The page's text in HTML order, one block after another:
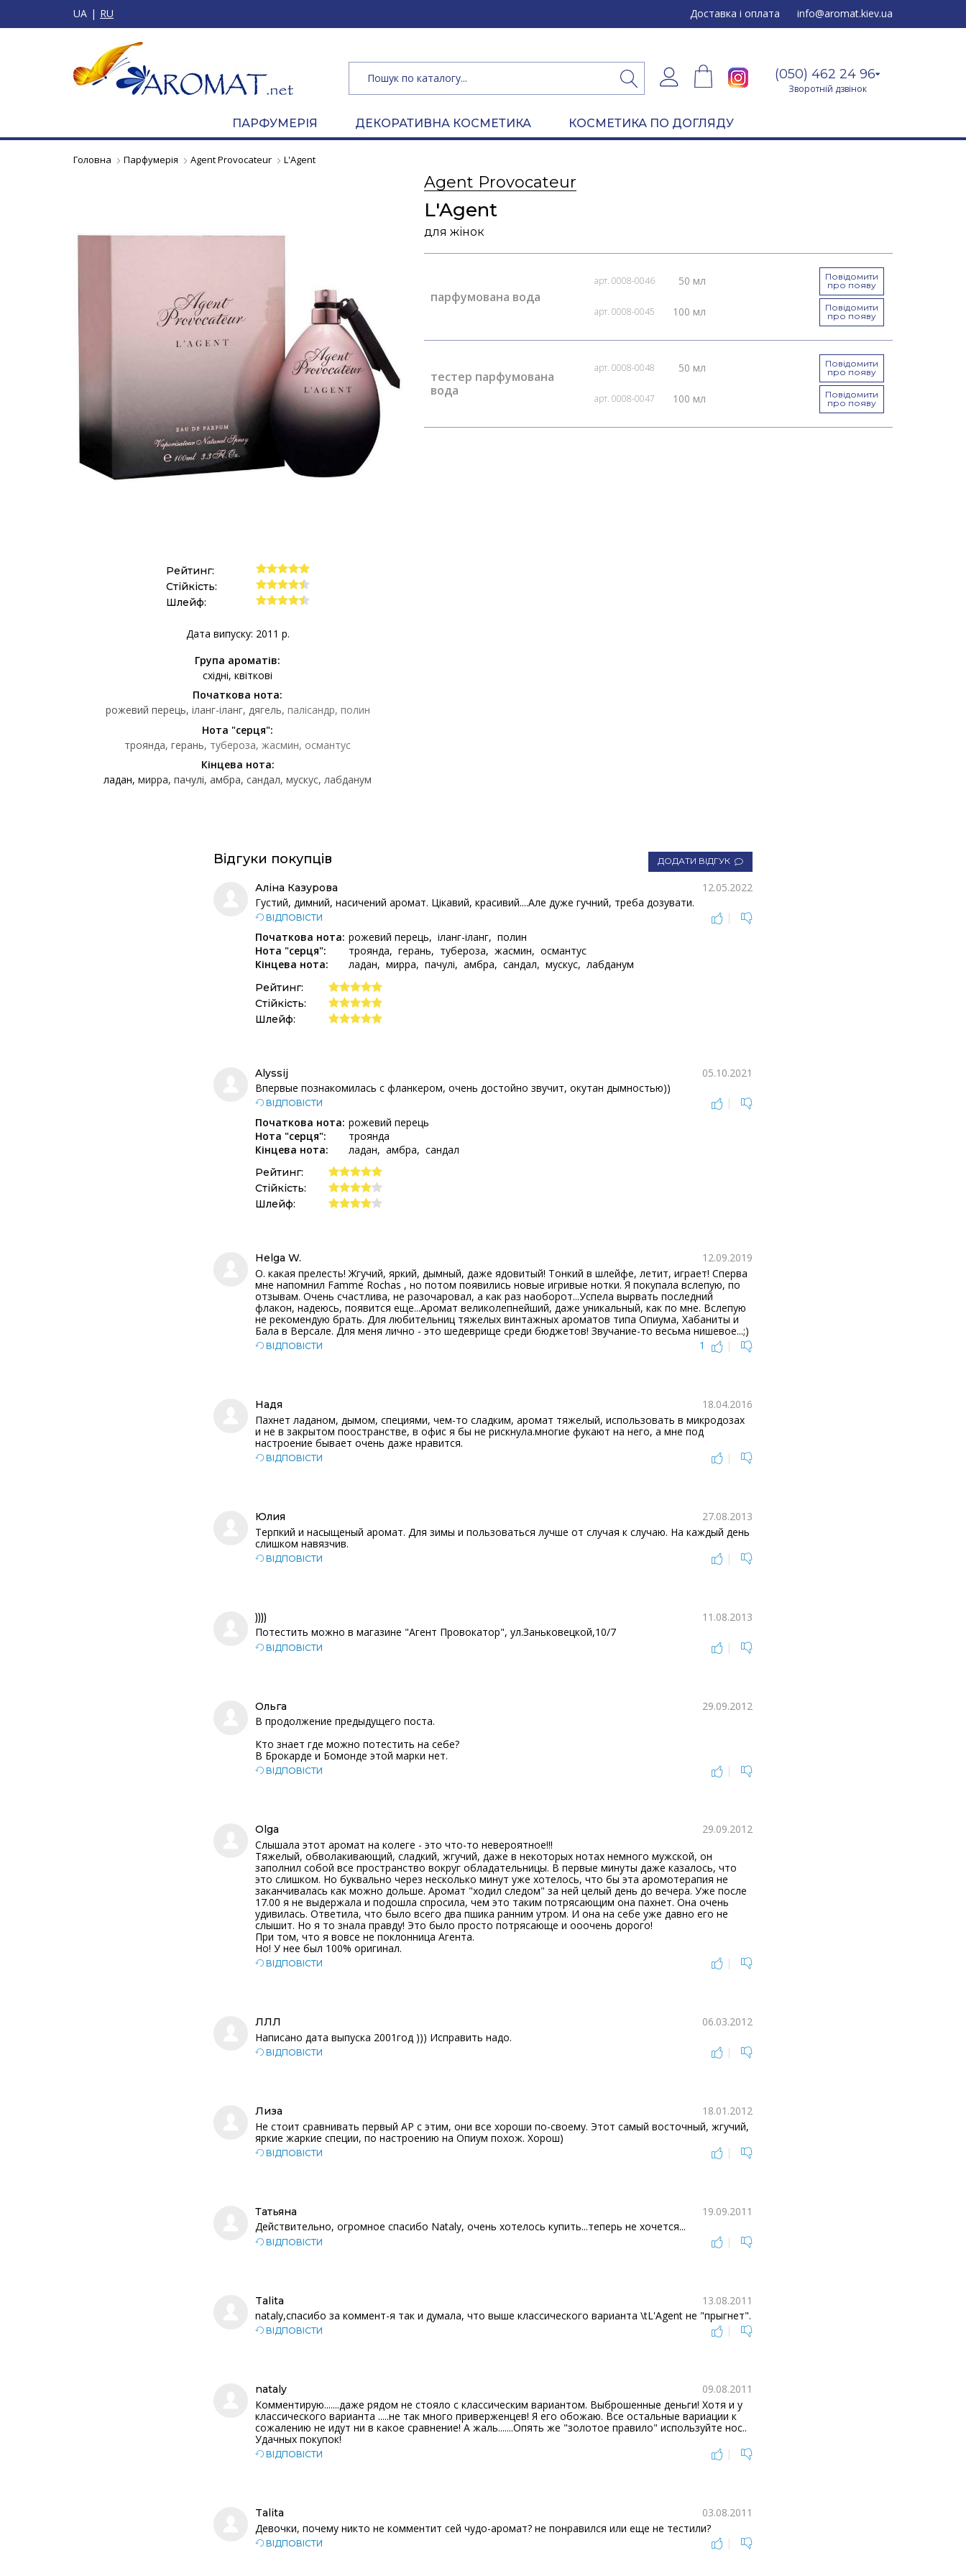
UA RU Доставка і оплата info@aromat.kiev.ua
(050) 462 24 96
Зворотній дзвінок
ПАРФУМЕРІЯ ДЕКОРАТИВНА КОСМЕТИКА КОСМЕТИКА ПО ДОГЛЯДУ
Головна Парфумерія Agent Provocateur L'Agent
Рейтинг:
Стійкість:
Шлейф:
Дата випуску: 2011 р.
Група ароматів:
східні квіткові
Початкова нота:
рожевий перець іланг-іланг дягель палісандр полин
Нота "серця":
троянда герань тубероза жасмин османтус
Кінцева нота:
ладан мирра пачулі амбра сандал мускус лабданум
Agent Provocateur
L'Agent
для жінок
арт. 0008-0046 50 мл
Повідомити
про появу
парфумована вода
арт. 0008-0045 100 мл
Повідомити
про появу
арт. 0008-0048 50 мл
Повідомити
про появу
тестер парфумована
вода
арт. 0008-0047 100 мл
Повідомити
про появу
Відгуки покупців ДОДАТИ ВІДГУК
Аліна Казурова
12.05.2022
Густий, димний, насичений аромат. Цікавий, красивий....Але дуже гучний, треба дозувати.
ВІДПОВІСТИ
|
Початкова нота: рожевий перець іланг-іланг
полин
Нота "серця":
троянда герань тубероза жасмин
османтус
Кінцева нота:
ладан мирра пачулі амбра сандал мускус лабданум
Рейтинг:
Стійкість:
Шлейф:
Alyssij
05.10.2021
Впервые познакомилась с фланкером, очень достойно звучит, окутан дымностью))
ВІДПОВІСТИ
|
Початкова нота: рожевий перець
Нота "серця":
троянда
Кінцева нота:
ладан амбра сандал
Рейтинг:
Стійкість:
Шлейф:
Helga W.
12.09.2019
О. какая прелесть! Жгучий, яркий, дымный, даже ядовитый! Тонкий в шлейфе, летит, играет! Сперва
мне напомнил Famme Rochas , но потом появились новые игривые нотки. Я покупала вслепую, по
отзывам. Очень счастлива, не разочаровал, а как раз наоборот...Успела вырвать последний
флакон, надеюсь, появится еще...Аромат великолепнейший, даже уникальный, как по мне. Вслепую
не рекомендую брать. Для любительниц тяжелых винтажных ароматов типа Опиума, Хабаниты и
Бала в Версале. Для меня лично - это шедеврище среди бюджетов! Звучание-то весьма нишевое...;)
ВІДПОВІСТИ 1 |
Надя
18.04.2016
Пахнет ладаном, дымом, специями, чем-то сладким, аромат тяжелый, использовать в микродозах
и не в закрытом поостранстве, в офис я бы не рискнула.многие фукают на него, а мне под
настроение бывает очень даже нравится.
ВІДПОВІСТИ |
Юлия
27.08.2013
Терпкий и насыщеный аромат. Для зимы и пользоваться лучше от случая к случаю. На каждый день
слишком навязчив.
ВІДПОВІСТИ |
))))
11.08.2013
Потестить можно в магазине "Агент Провокатор", ул.Заньковецкой,10/7
ВІДПОВІСТИ |
Ольга
29.09.2012
В продолжение предыдущего поста.
Кто знает где можно потестить на себе?
В Брокарде и Бомонде этой марки нет.
ВІДПОВІСТИ |
Olga
29.09.2012
Слышала этот аромат на колеге - это что-то невероятное!!!
Тяжелый, обволакивающий, сладкий, жгучий, даже в некоторых нотах немного мужской, он
заполнил собой все пространство вокруг обладательницы. В первые минуты даже казалось, что
это слишком. Но буквально через несколько минут уже хотелось, что бы эта аромотерапия не
заканчивалась как можно дольше. Аромат "ходил следом" за ней целый день до вечера. Уже после
17.00 я не выдержала и подошла спросила, чем это таким потрясающим она пахнет. Она очень
удивилась. Ответила, что было всего два пшика ранним утром. И она на себе уже давно его не
слышит. Но я то знала правду! Это было просто потрясающе и ооочень дорого!
При том, что я вовсе не поклонница Агента.
Но! У нее был 100% оригинал.
ВІДПОВІСТИ |
ЛЛЛ
06.03.2012
Написано дата выпуска 2001год ))) Исправить надо.
ВІДПОВІСТИ |
Лиза
18.01.2012
Не стоит сравнивать первый АР с этим, они все хороши по-своему. Этот самый восточный, жгучий,
яркие жаркие специи, по настроению на Опиум похож. Хорош)
ВІДПОВІСТИ |
Татьяна
19.09.2011
Действительно, огромное спасибо Nataly, очень хотелось купить...теперь не хочется...
ВІДПОВІСТИ |
Talita
13.08.2011
nataly,спасибо за коммент-я так и думала, что выше классического варианта \tL'Agent не "прыгнет".
ВІДПОВІСТИ |
nataly
09.08.2011
Комментирую.......даже рядом не стояло с классическим вариантом. Выброшенные деньги! Хотя и у
классического варианта .....не так много приверженцев! Я его обожаю. Все остальные вариации к
сожалению не идут ни в какое сравнение! А жаль.......Опять же "золотое правило" используйте нос..
Удачных покупок!
ВІДПОВІСТИ |
Talita
03.08.2011
Девочки, почему никто не комментит сей чудо-аромат? не понравился или еще не тестили?
ВІДПОВІСТИ |